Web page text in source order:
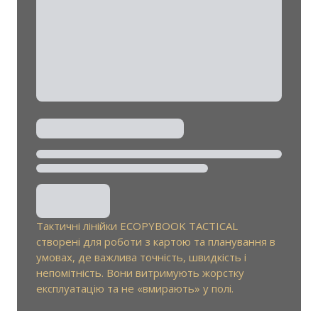
Тактичні лінійки ECOPYBOOK TACTICAL
створені для роботи з картою та планування в
умовах, де важлива точність, швидкість і
непомітність. Вони витримують жорстку
експлуатацію та не «вмирають» у полі.